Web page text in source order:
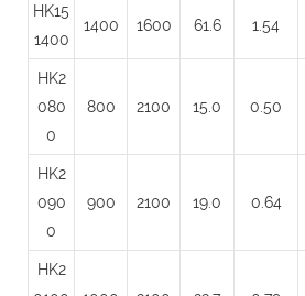
HK15
1400
1400 1600 61.6 1.54
HK2
080
0
800 2100 15.0 0.50
HK2
090
0
900 2100 19.0 0.64
HK2